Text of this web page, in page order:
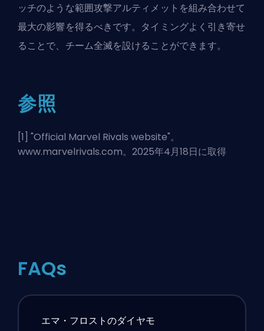
ッチのような範囲攻撃アルティメットを組み合わせて
最大の影響を得るべきです。タイミングよく引き寄せ
ることで、チーム全滅を設けることができます。
参照
[1] "Official Marvel Rivals website"。
www.marvelrivals.com。2025年4月18日に取得
FAQs
エマ・フロストのダイヤモ